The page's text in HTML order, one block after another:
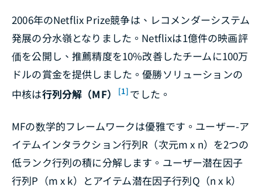
2006年のNetflix Prize競争は、レコメンダーシステム
発展の分水嶺となりました。Netflixは1億件の映画評
価を公開し、推薦精度を10%改善したチームに100万
ドルの賞金を提供しました。優勝ソリューションの
中核は行列分解（MF） [1] でした。
MFの数学的フレームワークは優雅です。ユーザー-ア
イテムインタラクション行列R（次元m x n）を2つの
低ランク行列の積に分解します。ユーザー潜在因子
行列P（m x k）とアイテム潜在因子行列Q（n x k）